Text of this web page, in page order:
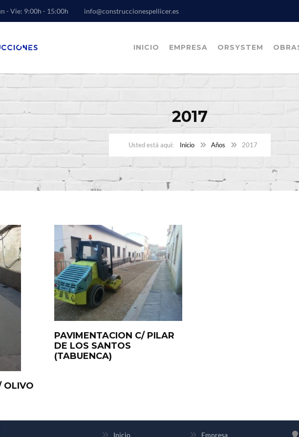
- Vie: 9:00h - 15:00h info@construccionespellicer.es
INICIO EMPRESA ORSYSTEM
2017
Inicio Años 2017
OLIVO
PAVIMENTACION C/ PILAR
DE LOS SANTOS
(TABUENCA)
Inicio Empresa